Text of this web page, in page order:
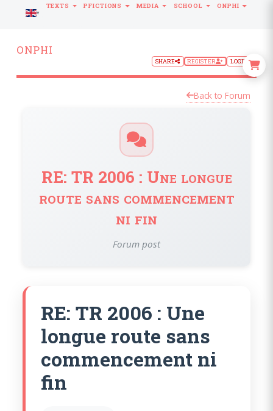
ONPHI
SHARE REGISTER LOGIN
Back to Forum
RE: TR 2006 : Une longue
route sans commencement
ni fin
Forum post
RE: TR 2006 : Une
longue route sans
commencement ni
fin
LANGUAGE
TEXTS PFICTIONS MEDIA SCHOOL ONPHI